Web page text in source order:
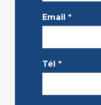
Email *
Tél *